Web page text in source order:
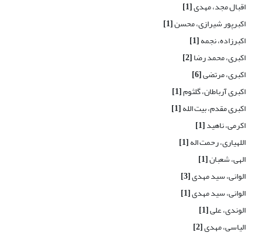
اقبال مجد، مهدی[1]
اکبرپور شیرازی، محسن[1]
اکبرزاده، نجمه[1]
اکبری، محمد رضا[2]
اکبری، مرتضی[6]
اکبری آرباطان، گلثوم[1]
اکبری مقدم، بیت الله[1]
اکرمی، ناهید[1]
اللهیاری، رحمت اله[1]
الهی، شعبان[1]
الوانی، سید مهدی[3]
الوانی، سید مهدی[1]
الوندی، علی[1]
الیاسی، مهدی[2]